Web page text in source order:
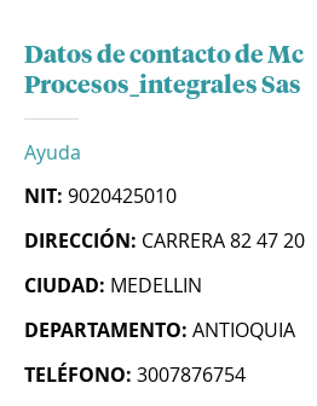
Datos de contacto de Mc
Procesos_integrales Sas
Ayuda
NIT: 9020425010
DIRECCIÓN: CARRERA 82 47 20
CIUDAD: MEDELLIN
DEPARTAMENTO: ANTIOQUIA
TELÉFONO: 3007876754